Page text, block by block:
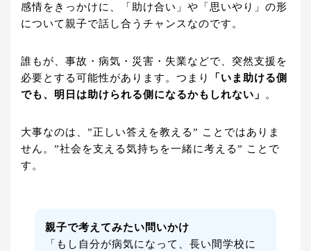
感情をきっかけに、「助け合い」や「思いやり」の形
について親子で話し合うチャンスなのです。
誰もが、事故・病気・災害・失業などで、突然支援を
必要とする可能性があります。つまり
「いま助ける側
でも、明日は助けられる側になるかもしれない」
。
大事なのは、”正しい答えを教える” ことではありま
せん。”社会を支える気持ちを一緒に考える” ことで
す。
親子で考えてみたい問いかけ
「もし自分が病気になって、長い間学校に